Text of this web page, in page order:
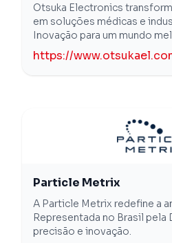
Otsuka Electronics
em soluções médicas e
Inovação para um mundo
https://
Particle Metrix
A Particle Metrix redefine a
Representada no Brasil
precisão e inovação.